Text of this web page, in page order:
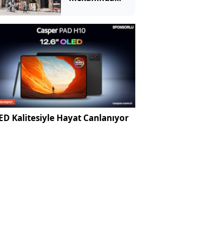
yaratan
görüntü
Kalitesiyle Hayat Canlanıyor